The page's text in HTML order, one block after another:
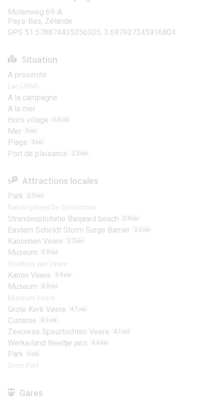
Molenweg 69-A
Pays-Bas, Zélande
GPS 51.578874435356305, 3.697937345916804
Situation
A proximité
Lac (3KM)
A la campagne
A la mer
Hors village
0.6 KM
Mer 3 KM
Plage 3 KM
Port de plaisance 2.5 KM
Attractions locales
Park 2.5 KM
Natuurgebied De Schotsman
Strandexploitatie Banjaard beach 2.9 KM
Eastern Scheldt Storm Surge Barrier 3.5 KM
Kanonnen Veere 3.7 KM
Museum 3.9 KM
Stadhuis van Veere
Kanon Veere 3.9 KM
Museum 3.9 KM
Museum Veere
Grote Kerk Veere 4.1 KM
Cisterne 4.1 KM
Zeeuwse Speurtochten Veere 4.1 KM
Werkeiland Neeltje jans 4.6 KM
Park 6 KM
Grote Piet
Gares